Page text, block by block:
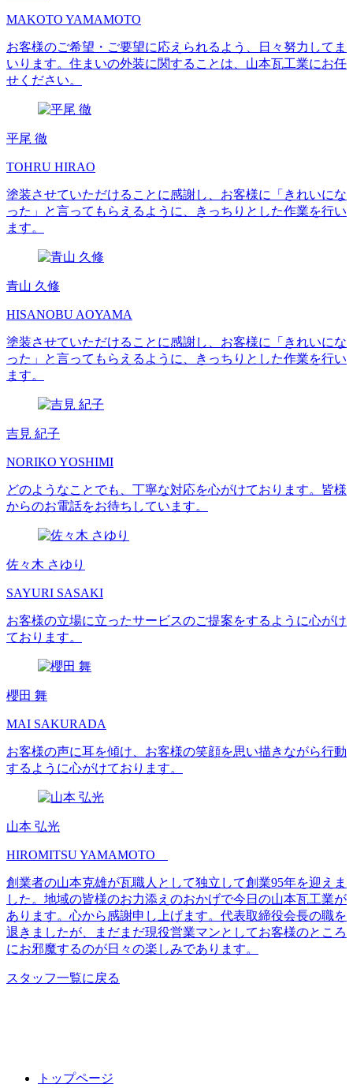
MAKOTO YAMAMOTO
お客様のご希望・ご要望に応えられるよう、日々努力してま
いります。住まいの外装に関することは、山本瓦工業にお任
せください。
平尾 徹
TOHRU HIRAO
塗装させていただけることに感謝し、お客様に「きれいにな
った」と言ってもらえるように、きっちりとした作業を行い
ます。
青山 久修
HISANOBU AOYAMA
塗装させていただけることに感謝し、お客様に「きれいにな
った」と言ってもらえるように、きっちりとした作業を行い
ます。
吉見 紀子
NORIKO YOSHIMI
どのようなことでも、丁寧な対応を心がけております。皆様
からのお電話をお待ちしています。
佐々木 さゆり
SAYURI SASAKI
お客様の立場に立ったサービスのご提案をするように心がけ
ております。
櫻田 舞
MAI SAKURADA
お客様の声に耳を傾け、お客様の笑顔を思い描きながら行動
するように心がけております。
山本 弘光
HIROMITSU YAMAMOTO
創業者の山本克雄が瓦職人として独立して創業95年を迎えま
した。地域の皆様のお力添えのおかげで今日の山本瓦工業が
あります。心から感謝申し上げます。代表取締役会長の職を
退きましたが、まだまだ現役営業マンとしてお客様のところ
にお邪魔するのが日々の楽しみであります。
スタッフ一覧に戻る
トップページ